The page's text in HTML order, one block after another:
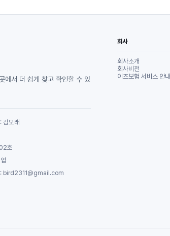
에서 더 쉽게 찾고 확인할 수 있
김모래
호
: bird2311@gmail.com
회사
회사소개
회사비전
이즈보험 서비스 안내